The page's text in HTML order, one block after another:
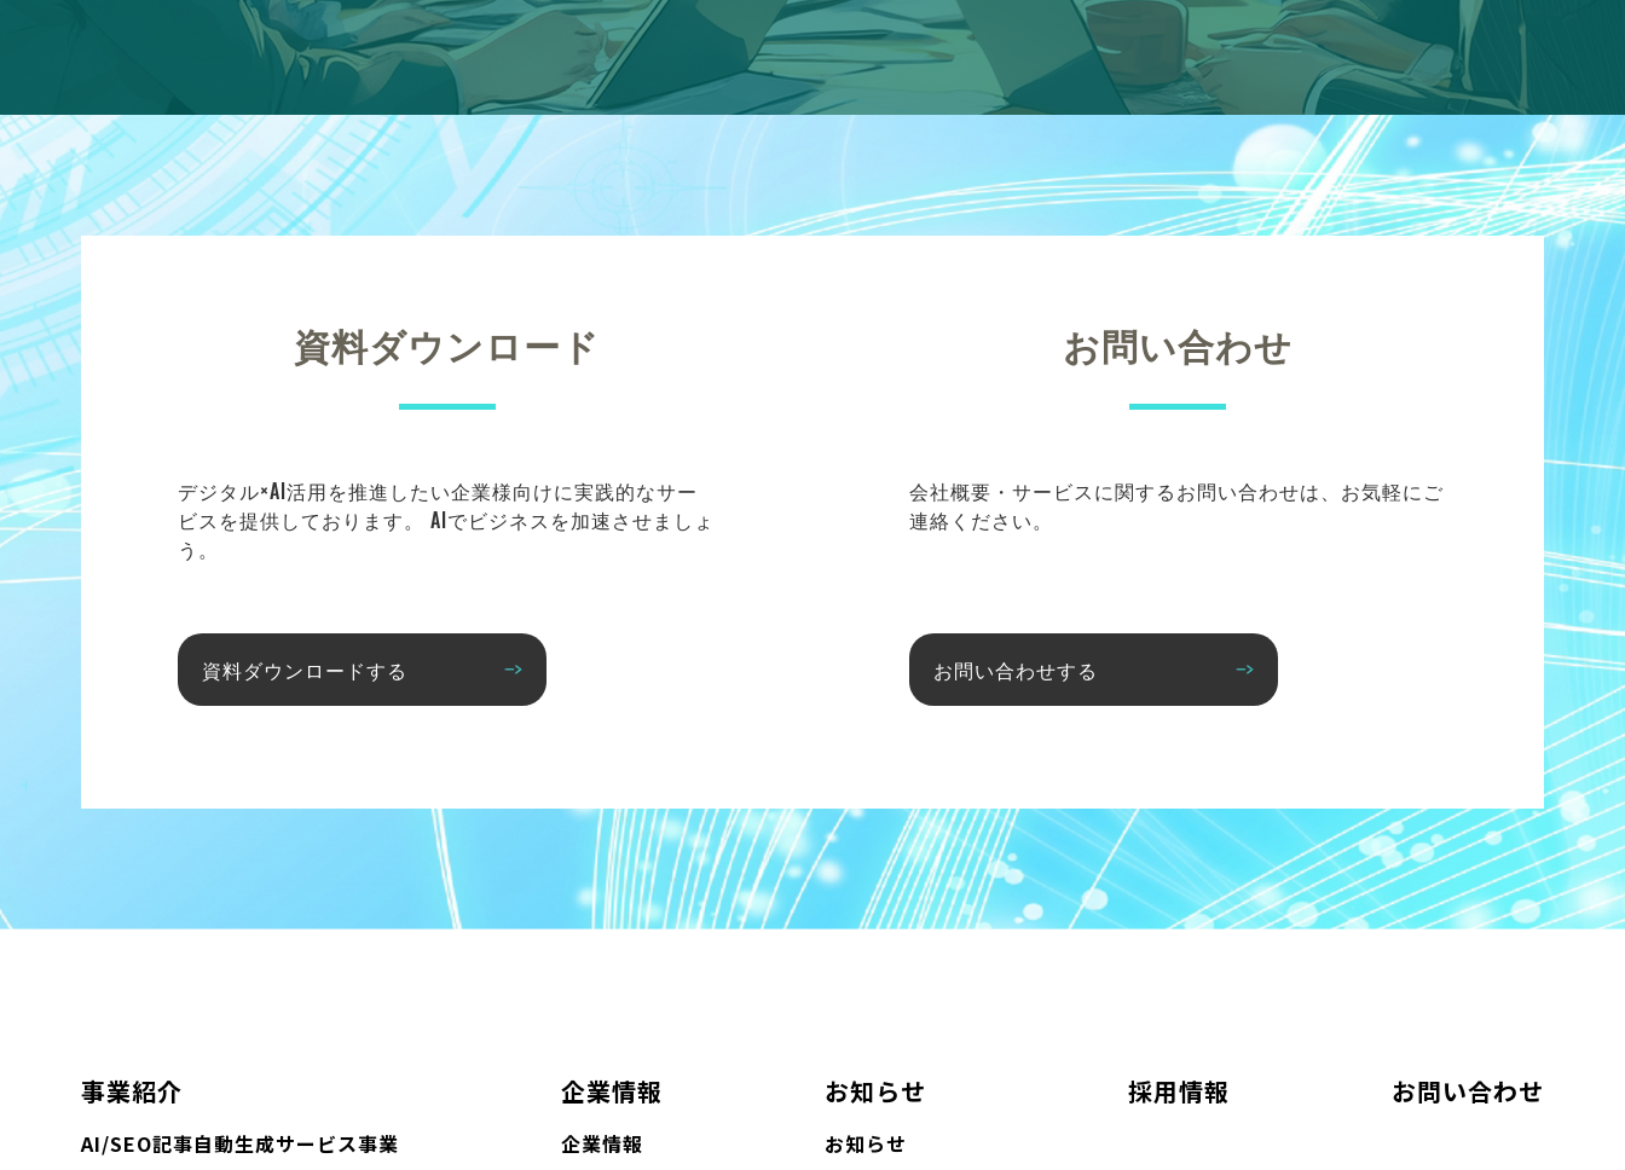
資料ダウンロード
デジタル×AI活用を推進したい企業様向けに実践的なサー
ビスを提供しております。 AIでビジネスを加速させましょ
う。
資料ダウンロードする
お問い合わせ
会社概要・サービスに関するお問い合わせは、お気軽にご
連絡ください。
お問い合わせする
事業紹介
AI/SEO記事自動生成サービス事業
企業情報
企業情報
お知らせ
お知らせ
採用情報 お問い合わせ